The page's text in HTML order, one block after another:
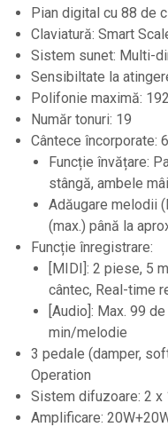
Stative si pupitre DJ
Cabluri si conectori
Cabluri adaptoare, cabluri Y
Cabluri audio
Cabluri de boxe
Cabluri de instrumente
Cabluri de microfon
Cabluri DMX
Cabluri la metru
Cabluri MIDI si audio digitale
Cabluri multicore
Conectori
Standuri stative si
Accesorii stative
Stative de mixer
Pian digital cu 88 de
Claviatură: Smart
Sistem sunet: Multi-
Sensibiltate la
Polifonie maximă: 192
Număr tonuri: 19
Cântece încorporate:
Funcție învățare:
stângă, ambele
Adăugare melodii
(max.) până la
Funcție înregistrare:
[MIDI]: 2 piese, 5
cântec, Real-time
[Audio]: Max. 99
min/melodie
3 pedale (damper,
Operation
Sistem difuzoare: 2 x
Amplificare: